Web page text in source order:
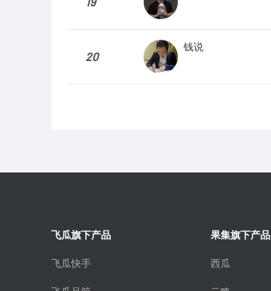
20
钱说
飞瓜旗下产品
飞瓜快手
果集旗下产品
西瓜